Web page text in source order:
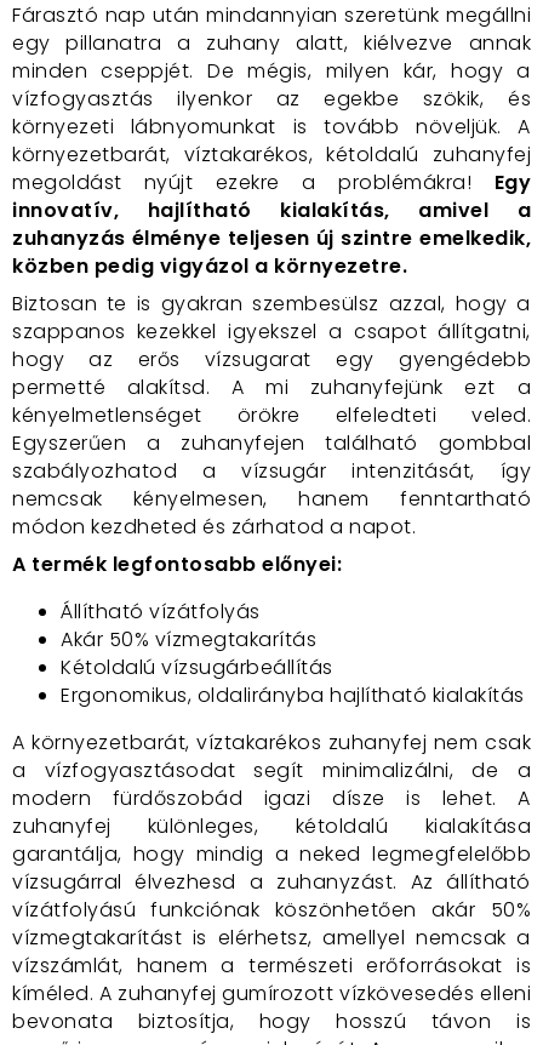
Fárasztó nap után mindannyian szeretünk megállni
egy pillanatra a zuhany alatt, kiélvezve annak
minden cseppjét. De mégis, milyen kár, hogy a
vízfogyasztás ilyenkor az egekbe szökik, és
környezeti lábnyomunkat is tovább növeljük. A
környezetbarát, víztakarékos, kétoldalú zuhanyfej
megoldást nyújt ezekre a problémákra! Egy
innovatív, hajlítható kialakítás, amivel a
zuhanyzás élménye teljesen új szintre emelkedik,
közben pedig vigyázol a környezetre.
Biztosan te is gyakran szembesülsz azzal, hogy a
szappanos kezekkel igyekszel a csapot állítgatni,
hogy az erős vízsugarat egy gyengédebb
permetté alakítsd. A mi zuhanyfejünk ezt a
kényelmetlenséget örökre elfeledteti veled.
Egyszerűen a zuhanyfejen található gombbal
szabályozhatod a vízsugár intenzitását, így
nemcsak kényelmesen, hanem fenntartható
módon kezdheted és zárhatod a napot.
A termék legfontosabb előnyei:
Állítható vízátfolyás
Akár 50% vízmegtakarítás
Kétoldalú vízsugárbeállítás
Ergonomikus, oldalirányba hajlítható kialakítás
A környezetbarát, víztakarékos zuhanyfej nem csak
a vízfogyasztásodat segít minimalizálni, de a
modern fürdőszobád igazi dísze is lehet. A
zuhanyfej különleges, kétoldalú kialakítása
garantálja, hogy mindig a neked legmegfelelőbb
vízsugárral élvezhesd a zuhanyzást. Az állítható
vízátfolyású funkciónak köszönhetően akár 50%
vízmegtakarítást is elérhetsz, amellyel nemcsak a
vízszámlát, hanem a természeti erőforrásokat is
kíméled. A zuhanyfej gumírozott vízkövesedés elleni
bevonata biztosítja, hogy hosszú távon is